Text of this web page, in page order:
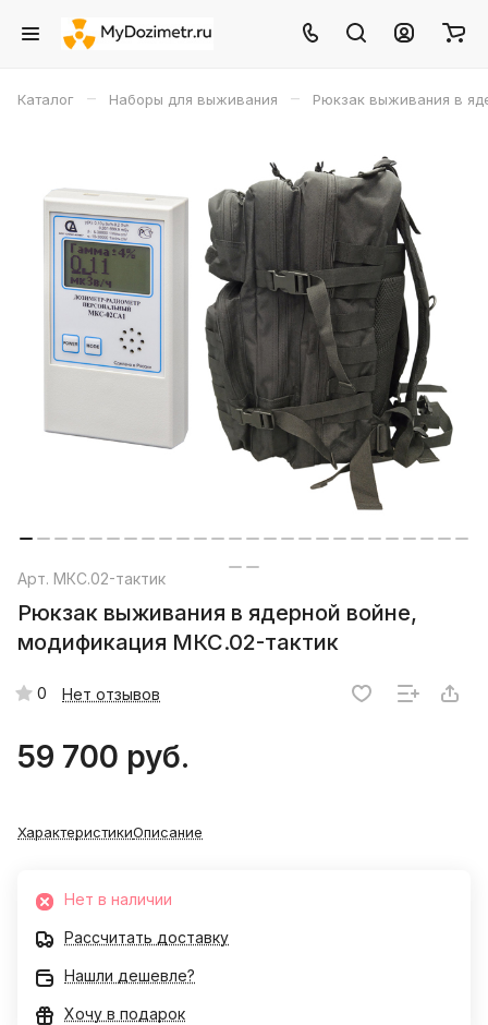
Каталог – Наборы для выживания – Рюкзак выживания в
Арт. МКС.02-тактик
Рюкзак выживания в ядерной войне,
модификация МКС.02-тактик
0 Нет отзывов
59 700 руб.
ХарактеристикиОписание
Нет в наличии
Рассчитать доставку
Нашли дешевле?
Хочу в подарок